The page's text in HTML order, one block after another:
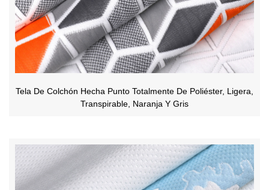
Tela De Colchón Hecha Punto Totalmente De Poliéster, Ligera,
Transpirable, Naranja Y Gris